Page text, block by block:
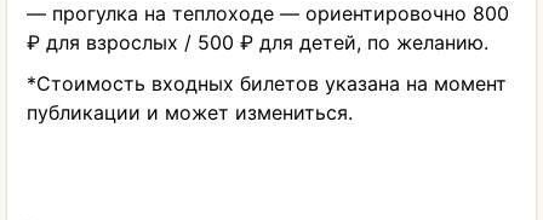
— прогулка на теплоходе — ориентировочно 800
₽ для взрослых / 500 ₽ для детей, по желанию.
*Стоимость входных билетов указана на момент
публикации и может измениться.